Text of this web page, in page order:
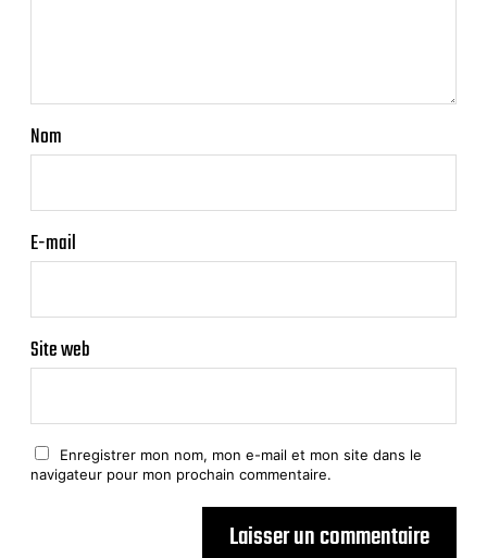
Nom
E-mail
Site web
Enregistrer mon nom, mon e-mail et mon site dans le
navigateur pour mon prochain commentaire.